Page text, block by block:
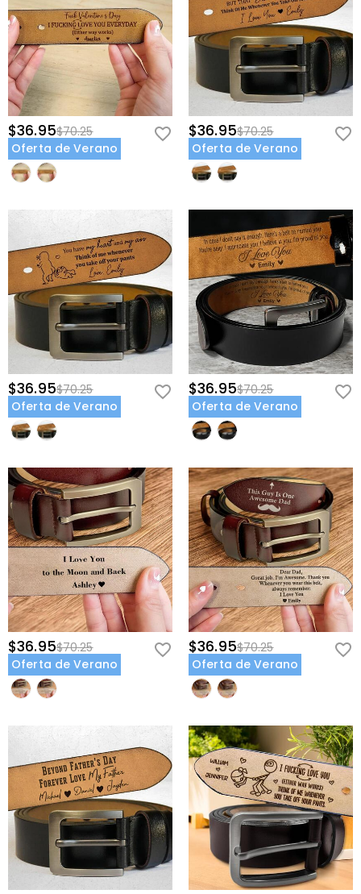
$36.95$70.25
Oferta de Verano
$36.95$70.25
Oferta de Verano
$36.95$70.25
Oferta de Verano
$36.95$70.25
Oferta de Verano
$36.95$70.25
Oferta de Verano
$36.95$70.25
Oferta de Verano